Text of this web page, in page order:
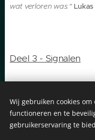
wat verloren was." Lukas
Deel 3 - Signalen
Wij gebruiken cookies
functioneren en te
gebruikerservaring te